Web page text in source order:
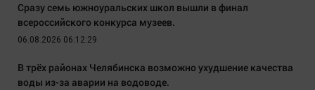
Сразу семь южноуральских школ вышли в финал
всероссийского конкурса музеев.
06.08.2026 06:12:29
В трёх районах Челябинска возможно ухудшение качества
воды из-за аварии на водоводе.